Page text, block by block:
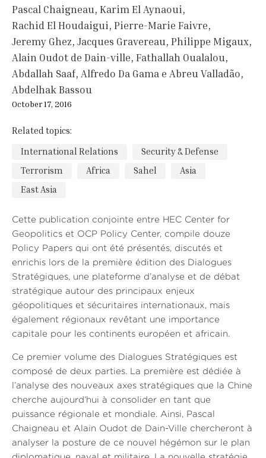
Pascal Chaigneau Karim El Aynaoui
Rachid El Houdaigui Pierre-Marie Faivre
Jeremy Ghez Jacques Gravereau Philippe Migaux
Alain Oudot de Dain-ville Fathallah Oualalou
Abdallah Saaf Alfredo Da Gama e Abreu Valladão
Abdelhak Bassou
October 17, 2016
Related topics:
International Relations
Security & Defense
Terrorism
Africa Sahel
Asia
East Asia
Cette publication conjointe entre HEC Center for
Geopolitics et OCP Policy Center, compile douze
Policy Papers qui ont été présentés, discutés et
enrichis lors de la première édition des Dialogues
Stratégiques, une plateforme d’analyse et de débat
stratégique autour des principaux enjeux
géopolitiques et sécuritaires internationaux, mais
également régionaux revêtant une importance
capitale pour les continents européen et africain.
Ce premier volume des Dialogues Stratégiques est
composé de deux parties. La première est dédiée à
l’analyse des nouveaux axes stratégiques que la Chine
cherche aujourd’hui à consolider en tant que
puissance régionale et mondiale. Ainsi, Pascal
Chaigneau et Alain Oudot de Dain-Ville chercheront à
analyser la posture de ce nouvel hégémon sur le plan